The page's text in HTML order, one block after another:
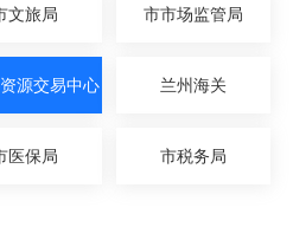
文旅局 市市场监管局
源交易中心 兰州海关
医保局 市税务局